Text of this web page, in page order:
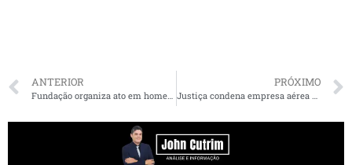
ANTERIOR PRÓXIMO